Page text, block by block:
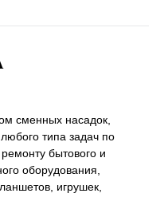
сменных насадок,
типа задач по
бытового и
оборудования,
игрушек,